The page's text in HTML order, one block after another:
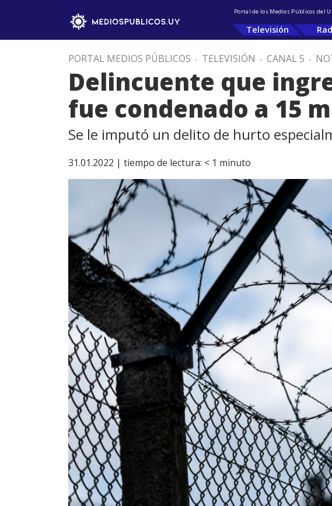
Portal de los Medios Públicos del
Televisión
PORTAL MEDIOS PÚBLICOS . TELEVISIÓN . CANAL 5 .
Delincuente que
fue condenado a 15
Se le imputó un delito de hurto
31.01.2022 | tiempo de lectura: < 1 minuto